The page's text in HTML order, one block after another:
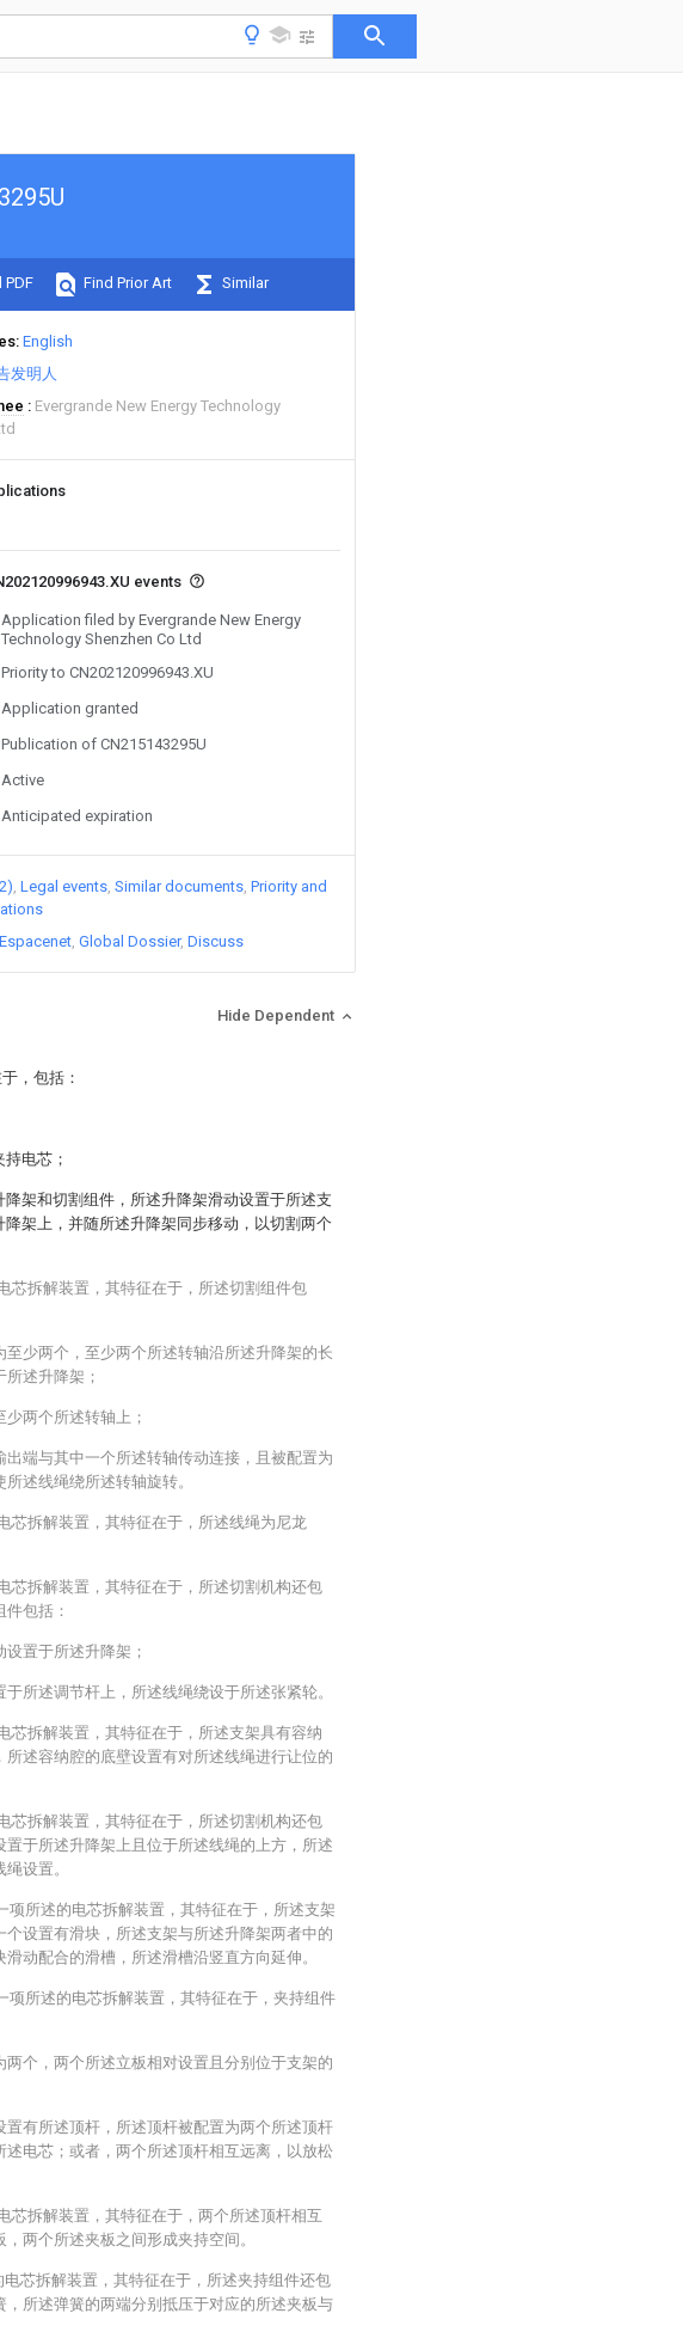
Find Prior Art Similar
English
发明人
Evergrande New Energy Technology
events
Application filed by Evergrande New Energy
Technology Shenzhen Co Ltd
Priority to CN202120996943.XU
Application granted
Publication of CN215143295U
Active
Anticipated expiration
Legal events Similar documents Priority and
Espacenet Global Dossier Discuss
Hide Dependent
，包括：
电芯；
架和切割组件，所述升降架滑动设置于所述支
架上，并随所述升降架同步移动，以切割两个
芯拆解装置，其特征在于，所述切割组件包
至少两个，至少两个所述转轴沿所述升降架的长
述升降架；
两个所述转轴上；
出端与其中一个所述转轴传动连接，且被配置为
述线绳绕所述转轴旋转。
芯拆解装置，其特征在于，所述线绳为尼龙
芯拆解装置，其特征在于，所述切割机构还包
包括：
置于所述升降架；
所述调节杆上，所述线绳绕设于所述张紧轮。
芯拆解装置，其特征在于，所述支架具有容纳
所述容纳腔的底壁设置有对所述线绳进行让位的
芯拆解装置，其特征在于，所述切割机构还包
置于所述升降架上且位于所述线绳的上方，所述
设置。
项所述的电芯拆解装置，其特征在于，所述支架
个设置有滑块，所述支架与所述升降架两者中的
动配合的滑槽，所述滑槽沿竖直方向延伸。
项所述的电芯拆解装置，其特征在于，夹持组件
两个，两个所述立板相对设置且分别位于支架的
置有所述顶杆，所述顶杆被配置为两个所述顶杆
述电芯；或者，两个所述顶杆相互远离，以放松
芯拆解装置，其特征在于，两个所述顶杆相互
两个所述夹板之间形成夹持空间。
芯拆解装置，其特征在于，所述夹持组件还包
，所述弹簧的两端分别抵压于对应的所述夹板与